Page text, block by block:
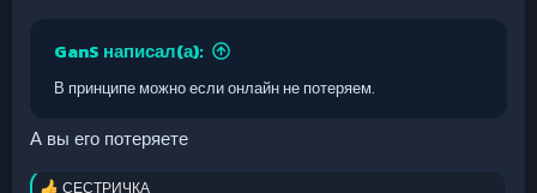
GanS написал(а):
В принципе можно если онлайн не потеряем.
А вы его потеряете
СЕСТРИЧКА